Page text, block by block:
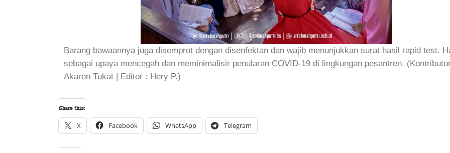
Barang bawaannya juga disemprot dengan disenfektan dan wajib menunjukkan surat hasil rapid test.
sebagai upaya mencegah dan meminimalisir penularan COVID-19 di lingkungan pesantren.
Akaren Tukat | Editor : Hery P.)
Share this:
X Facebook WhatsApp Telegram